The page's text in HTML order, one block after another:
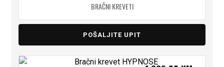
BRAČNI KREVETI
POŠALJITE UPIT